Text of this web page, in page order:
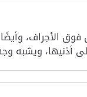
الأجراف، وأيضًا
أذنيها، ويشبه